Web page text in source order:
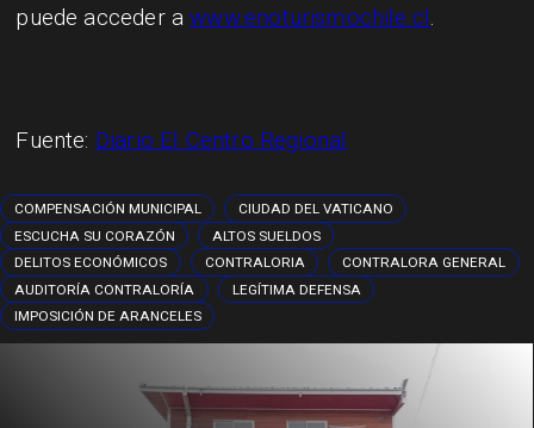
puede acceder awww.enoturismochile.cl.
Fuente: Diario El Centro Regional
COMPENSACIÓN MUNICIPAL
CIUDAD DEL VATICANO
ESCUCHA SU CORAZÓN
ALTOS SUELDOS
DELITOS ECONÓMICOS
CONTRALORIA
CONTRALORA GENERAL
AUDITORÍA CONTRALORÍA
LEGÍTIMA DEFENSA
IMPOSICIÓN DE ARANCELES